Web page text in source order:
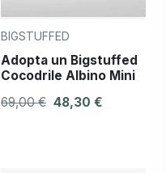
BIGSTUFFED
Adopta un Bigstuffed
Cocodrile Albino Mini
69,00 € 48,30 €